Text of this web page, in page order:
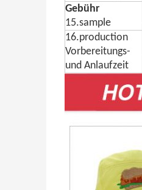
Gebühr
15.sample
16.production
Vorbereitungs-
und Anlaufzeit